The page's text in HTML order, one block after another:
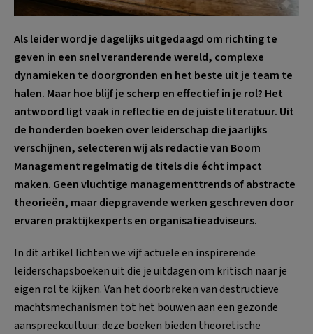
Als leider word je dagelijks uitgedaagd om richting te
geven in een snel veranderende wereld, complexe
dynamieken te doorgronden en het beste uit je team te
halen. Maar hoe blijf je scherp en effectief in je rol? Het
antwoord ligt vaak in reflectie en de juiste literatuur. Uit
de honderden boeken over leiderschap die jaarlijks
verschijnen, selecteren wij als redactie van Boom
Management regelmatig de titels die écht impact
maken. Geen vluchtige managementtrends of abstracte
theorieën, maar diepgravende werken geschreven door
ervaren praktijkexperts en organisatieadviseurs.
In dit artikel lichten we vijf actuele en inspirerende
leiderschapsboeken uit die je uitdagen om kritisch naar je
eigen rol te kijken. Van het doorbreken van destructieve
machtsmechanismen tot het bouwen aan een gezonde
aanspreekcultuur: deze boeken bieden theoretische